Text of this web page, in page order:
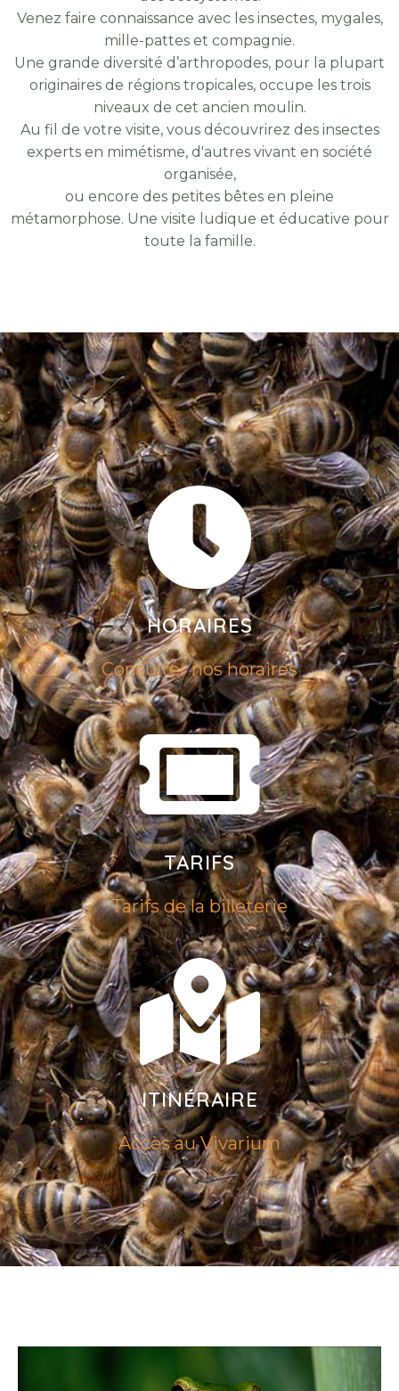
Venez faire connaissance avec les insectes, mygales,
mille-pattes et compagnie.
Une grande diversité d’arthropodes, pour la plupart
originaires de régions tropicales, occupe les trois
niveaux de cet ancien moulin.
Au fil de votre visite, vous découvrirez des insectes
experts en mimétisme, d'autres vivant en société
organisée,
ou encore des petites bêtes en pleine
métamorphose. Une visite ludique et éducative pour
toute la famille.
HORAIRES
Consulter nos horaires
TARIFS
Tarifs de la billeterie
ITINÉRAIRE
Accès au Vivarium